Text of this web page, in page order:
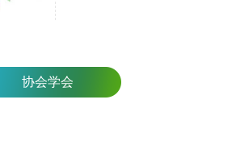
协会学会